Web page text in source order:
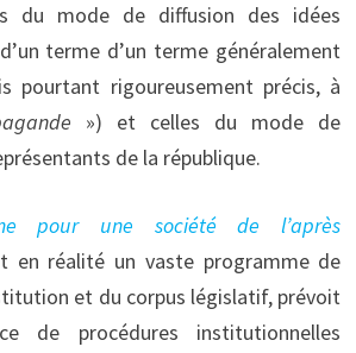
du mode de diffusion des idées
terme d’un terme généralement
pourtant rigoureusement précis, à
») et celles du mode de
de la république.
pour une société de l’après
en réalité un vaste programme de
et du corpus législatif, prévoit
de procédures institutionnelles